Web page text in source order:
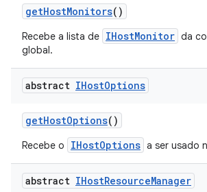
getHostMonitors()
Recebe a lista de IHostMonitor da
global.
abstract IHostOptions
getHostOptions()
Recebe o IHostOptions a ser usado
abstract IHostResourceManager